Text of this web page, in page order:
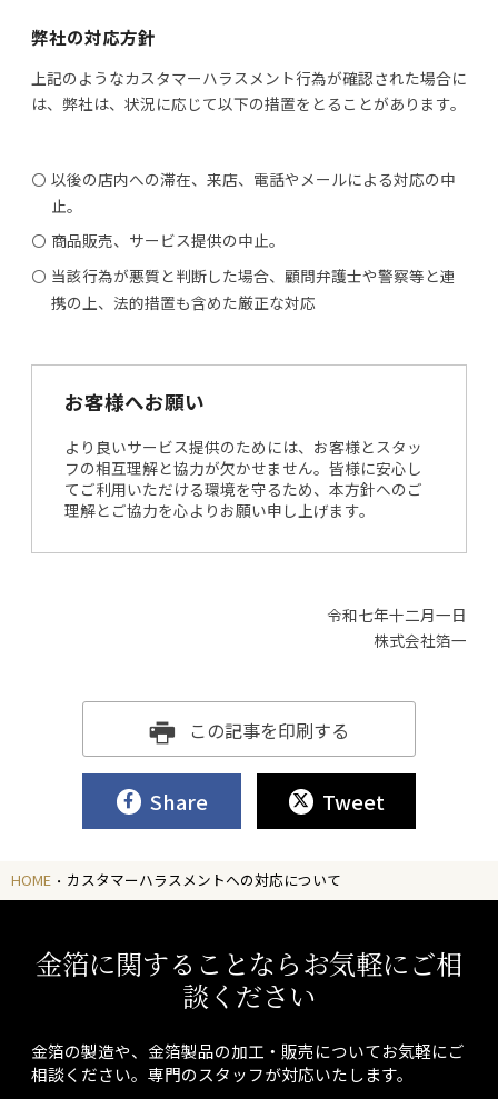
弊社の対応方針
上記のようなカスタマーハラスメント行為が確認された場合に
は、弊社は、状況に応じて以下の措置をとることがあります。
以後の店内への滞在、来店、電話やメールによる対応の中
止。
商品販売、サービス提供の中止。
当該行為が悪質と判断した場合、顧問弁護士や警察等と連
携の上、法的措置も含めた厳正な対応
お客様へお願い
より良いサービス提供のためには、お客様とスタッ
フの相互理解と協力が欠かせません。皆様に安心し
てご利用いただける環境を守るため、本方針へのご
理解とご協力を心よりお願い申し上げます。
令和七年十二月一日
株式会社箔一
この記事を印刷する
Share Tweet
HOME カスタマーハラスメントへの対応について
金箔に関することならお気軽にご相
談ください
金箔の製造や、金箔製品の加工・販売についてお気軽にご
相談ください。専門のスタッフが対応いたします。